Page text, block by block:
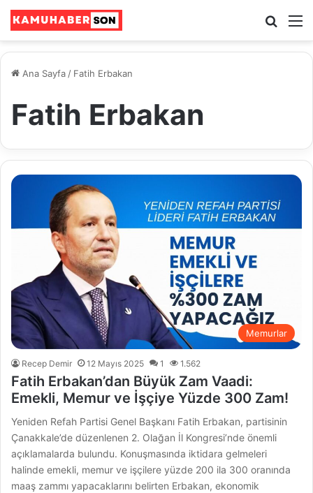
Ara
Ana Sayfa / Fatih Erbakan
Fatih Erbakan
Memurlar
Recep Demir 12 Mayıs 2025 1 1.562
Fatih Erbakan’dan Büyük Zam Vaadi:
Emekli, Memur ve İşçiye Yüzde 300 Zam!
Yeniden Refah Partisi Genel Başkanı Fatih Erbakan, partisinin
Çanakkale’de düzenlenen 2. Olağan İl Kongresi’nde önemli
açıklamalarda bulundu. Konuşmasında iktidara gelmeleri
halinde emekli, memur ve işçilere yüzde 200 ila 300 oranında
maaş zammı yapacaklarını belirten Erbakan, ekonomik